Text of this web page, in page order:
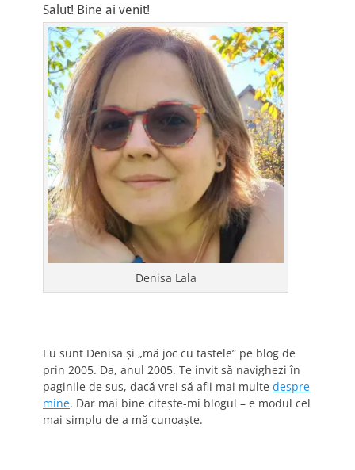
Salut! Bine ai venit!
Denisa Lala
Eu sunt Denisa și „mă joc cu tastele” pe blog de
prin 2005. Da, anul 2005. Te invit să navighezi în
paginile de sus, dacă vrei să afli mai multe despre
mine. Dar mai bine citește-mi blogul – e modul cel
mai simplu de a mă cunoaște.